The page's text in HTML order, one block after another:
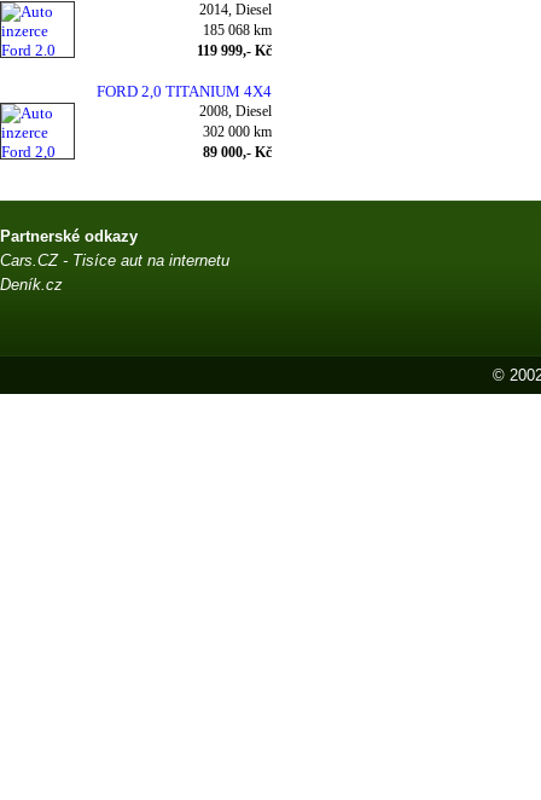
NAVI
2014, Diesel
185 068 km
119 999,- Kč
FORD 2,0 TITANIUM 4X4
2008, Diesel
302 000 km
89 000,- Kč
Partnerské odkazy
Cars.CZ - Tisíce aut na internetu
Deník.cz
©